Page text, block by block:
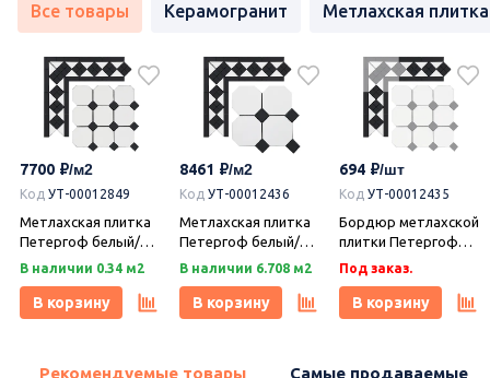
Все товары Керамогранит Метлахская плитка
7700
Код УТ-00012849
Метлахская плитка
Петергоф белый/
черный (001/013)
(Керамарк)
В наличии 0.34 м2
В корзину
8461
Код УТ-00012436
Метлахская плитка
Петергоф белый/
черный (001/013)
(Керамарк)
В наличии 6.708 м2
В корзину
694
Код УТ-00012435
Бордюр метлахской
плитки Петергоф
белый/черный
(001/013) 30,9х15,8,
Keramark (Керамарк)
Под заказ.
В корзину
Рекомендуемые товары Самые продаваемые